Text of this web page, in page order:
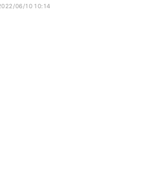
06/10 10:14